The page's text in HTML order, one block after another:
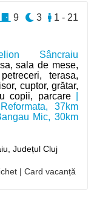
Sâncraiu
sala de mese,
terasa,
cuptor, grătar,
copii, parcare|
37km
Mic, 30km
Județul Cluj
| Card vacanță
1 - 21
3
9